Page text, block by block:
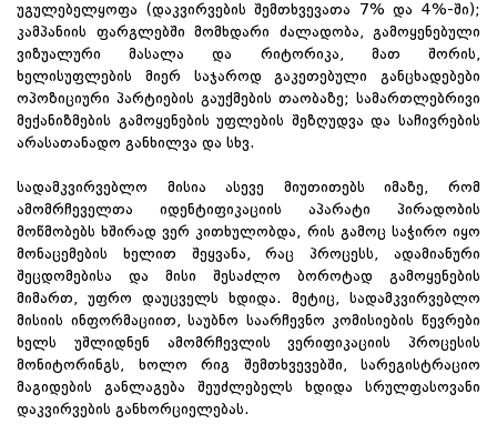
უგულებელყოფა (დაკვირვების შემთხვევათა 7% და 4%-ში);
კამპანიის ფარგლებში მომხდარი ძალადობა, გამოყენებული
ვიზუალური მასალა და რიტორიკა, მათ შორის,
ხელისუფლების მიერ საჯაროდ გაკეთებული განცხადებები
ოპოზიციური პარტიების გაუქმების თაობაზე; სამართლებრივი
მექანიზმების გამოყენების უფლების შეზღუდვა და საჩივრების
არასათანადო განხილვა და სხვ.
სადამკვირვებლო მისია ასევე მიუთითებს იმაზე, რომ
ამომრჩეველთა იდენტიფიკაციის აპარატი პირადობის
მოწმობებს ხშირად ვერ კითხულობდა, რის გამოც საჭირო იყო
მონაცემების ხელით შეყვანა, რაც პროცესს, ადამიანური
შეცდომებისა და მისი შესაძლო ბოროტად გამოყენების
მიმართ, უფრო დაუცველს ხდიდა. მეტიც, სადამკვირვებლო
მისიის ინფორმაციით, საუბნო საარჩევნო კომისიების წევრები
ხელს უშლიდნენ ამომრჩევლის ვერიფიკაციის პროცესის
მონიტორინგს, ხოლო რიგ შემთხვევებში, სარეგისტრაციო
მაგიდების განლაგება შეუძლებელს ხდიდა სრულფასოვანი
დაკვირვების განხორციელებას.